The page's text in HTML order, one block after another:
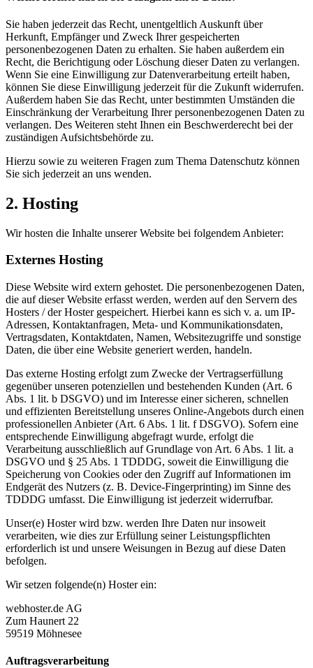
Sie haben jederzeit das Recht, unentgeltlich Auskunft über
Herkunft, Empfänger und Zweck Ihrer gespeicherten
personenbezogenen Daten zu erhalten. Sie haben außerdem ein
Recht, die Berichtigung oder Löschung dieser Daten zu verlangen.
Wenn Sie eine Einwilligung zur Datenverarbeitung erteilt haben,
können Sie diese Einwilligung jederzeit für die Zukunft widerrufen.
Außerdem haben Sie das Recht, unter bestimmten Umständen die
Einschränkung der Verarbeitung Ihrer personenbezogenen Daten zu
verlangen. Des Weiteren steht Ihnen ein Beschwerderecht bei der
zuständigen Aufsichtsbehörde zu.
Hierzu sowie zu weiteren Fragen zum Thema Datenschutz können
Sie sich jederzeit an uns wenden.
2. Hosting
Wir hosten die Inhalte unserer Website bei folgendem Anbieter:
Externes Hosting
Diese Website wird extern gehostet. Die personenbezogenen Daten,
die auf dieser Website erfasst werden, werden auf den Servern des
Hosters / der Hoster gespeichert. Hierbei kann es sich v. a. um IP-
Adressen, Kontaktanfragen, Meta- und Kommunikationsdaten,
Vertragsdaten, Kontaktdaten, Namen, Websitezugriffe und sonstige
Daten, die über eine Website generiert werden, handeln.
Das externe Hosting erfolgt zum Zwecke der Vertragserfüllung
gegenüber unseren potenziellen und bestehenden Kunden (Art. 6
Abs. 1 lit. b DSGVO) und im Interesse einer sicheren, schnellen
und effizienten Bereitstellung unseres Online-Angebots durch einen
professionellen Anbieter (Art. 6 Abs. 1 lit. f DSGVO). Sofern eine
entsprechende Einwilligung abgefragt wurde, erfolgt die
Verarbeitung ausschließlich auf Grundlage von Art. 6 Abs. 1 lit. a
DSGVO und § 25 Abs. 1 TDDDG, soweit die Einwilligung die
Speicherung von Cookies oder den Zugriff auf Informationen im
Endgerät des Nutzers (z. B. Device-Fingerprinting) im Sinne des
TDDDG umfasst. Die Einwilligung ist jederzeit widerrufbar.
Unser(e) Hoster wird bzw. werden Ihre Daten nur insoweit
verarbeiten, wie dies zur Erfüllung seiner Leistungspflichten
erforderlich ist und unsere Weisungen in Bezug auf diese Daten
befolgen.
Wir setzen folgende(n) Hoster ein:
webhoster.de AG
Zum Haunert 22
59519 Möhnesee
Auftragsverarbeitung